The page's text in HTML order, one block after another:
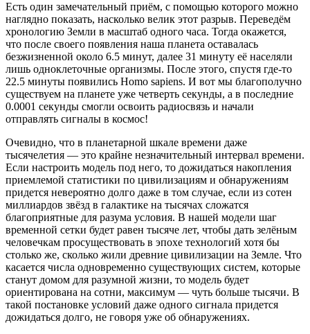
Есть один замечательный приём, с помощью которого можно
наглядно показать, насколько велик этот разрыв. Переведём
хронологию Земли в масштаб одного часа. Тогда окажется,
что после своего появления наша планета оставалась
безжизненной около 6.5 минут, далее 31 минуту её населяли
лишь одноклеточные организмы. После этого, спустя где-то
22.5 минуты появились Homo sapiens. И вот мы благополучно
существуем на планете уже четверть секунды, а в последние
0.0001 секунды смогли освоить радиосвязь и начали
отправлять сигналы в космос!
Очевидно, что в планетарной шкале времени даже
тысячелетия — это крайне незначительный интервал времени.
Если настроить модель под него, то дожидаться накопления
приемлемой статистики по цивилизациям и обнаружениям
придется невероятно долго даже в том случае, если из сотен
миллиардов звёзд в галактике на тысячах сложатся
благоприятные для разума условия. В нашей модели шаг
временной сетки будет равен тысяче лет, чтобы дать зелёным
человечкам просуществовать в эпохе технологий хотя бы
столько же, сколько жили древние цивилизации на Земле. Что
касается числа одновременно существующих систем, которые
станут домом для разумной жизни, то модель будет
ориентирована на сотни, максимум — чуть больше тысячи. В
такой постановке условий даже одного сигнала придется
дожидаться долго, не говоря уже об обнаружениях.